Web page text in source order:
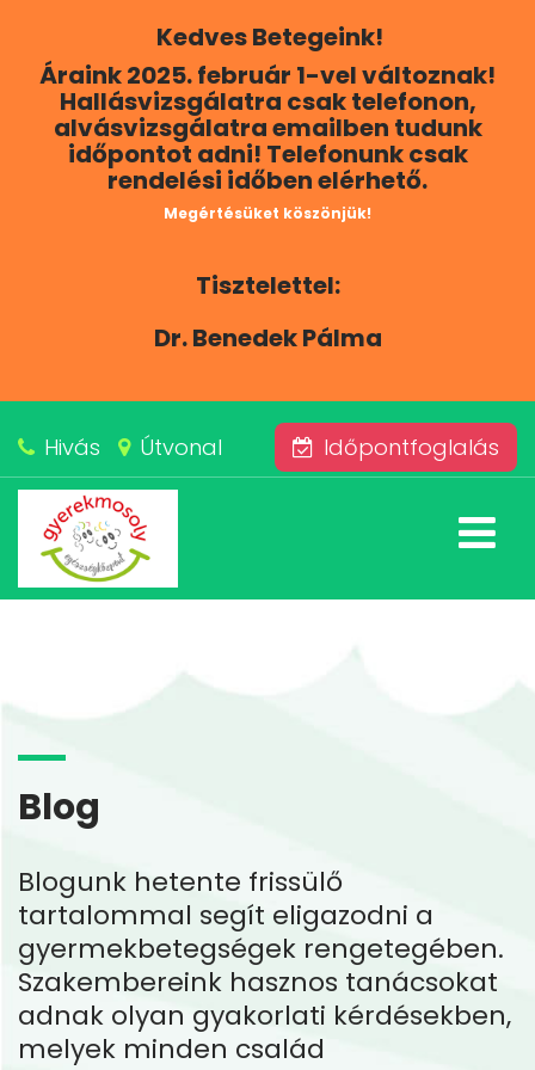
Kedves Betegeink!
Áraink 2025. február 1-vel változnak!
Hallásvizsgálatra csak telefonon,
alvásvizsgálatra emailben tudunk
időpontot adni! Telefonunk csak
rendelési időben elérhető.
Megértésüket köszönjük!
Tisztelettel:
Dr. Benedek Pálma
Hivás Útvonal Időpontfoglalás
Blog
Blogunk hetente frissülő
tartalommal segít eligazodni a
gyermekbetegségek rengetegében.
Szakembereink hasznos tanácsokat
adnak olyan gyakorlati kérdésekben,
melyek minden család
RÓLUNK
KAPCSOLAT
SZOLGÁLTATÁSAINK